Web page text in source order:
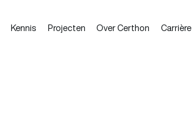
Kennis Projecten Over Certhon Carrière